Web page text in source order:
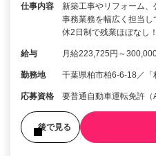
仕事内容
新築工事やリフォーム、
事務業務を幅広く担当
休2日制で残業ほぼなし
給与 月給223,725円～
勤務地 千葉県柏市柏6-6-18／
応募資格 要普通自動車運転免許（
後で見る